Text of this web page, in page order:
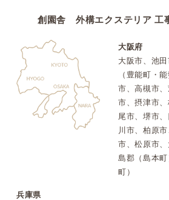
創園舎 外構エクステリア 工
大阪府
大阪市、池
（豊能町・
市、高槻市
市、摂津市
尾市、堺市
川市、柏原
市、松原市
島郡（島本
町）
兵庫県